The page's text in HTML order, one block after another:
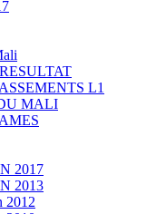
L1
MALI
2017
2013
2012